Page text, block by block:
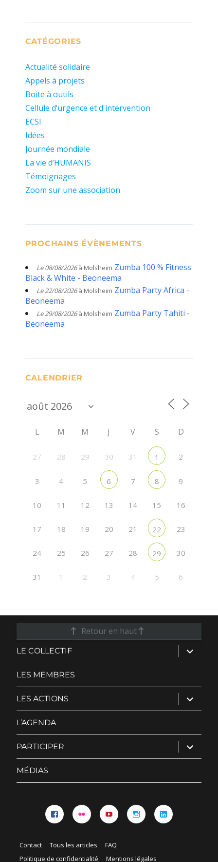
CATÉGORIES
Actualité solidaire
Appels à projets
Boite à outils
Cellule d’urgence et d'intervention
ECSI
Idées
Journée mondiale
La vie d’HUMANIS
Témoignages
Zoom sur une association
PROCHAINS ÉVÈNEMENTS
Le 08/08/2026à Molsheim Zumba 100 % Fitness
Black & White - Beoneema
Le 22/08/2026à Molsheim Zumba Party Africa -
Beoneema
Le 29/08/2026à Molsheim Zumba Party Tahiti -
Beoneema
CALENDRIER
L M M J V S D
27 28 29 30 31 1 2
3 4 5 6 7 8 9
10 11 12 13 14 15 16
17 18 19 20 21 22 23
24 25 26 27 28 29 30
31 1 2 3 4 5 6
Retour en haut
LE COLLECTIF ouvrir
le
sous-
LES MEMBRES
LES ACTIONS ouvrir
le
sous-
L’AGENDA
PARTICIPER ouvrir
le
sous-
MÉDIAS
Contact Tous les articles
FAQ
Politique de confidentialité
Mentions légales